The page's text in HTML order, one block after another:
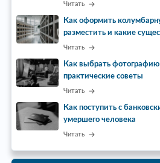
Читать
Как оформить
разместить и какие
Читать
Как выбрать
практические советы
Читать
Как поступить с
умершего человека
Читать